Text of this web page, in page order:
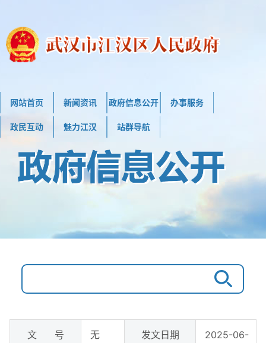
网站首页 新闻资讯 政府信息公开 办事服务
政民互动 魅力江汉 站群导航
文 号 无 发文日期
2025-06-